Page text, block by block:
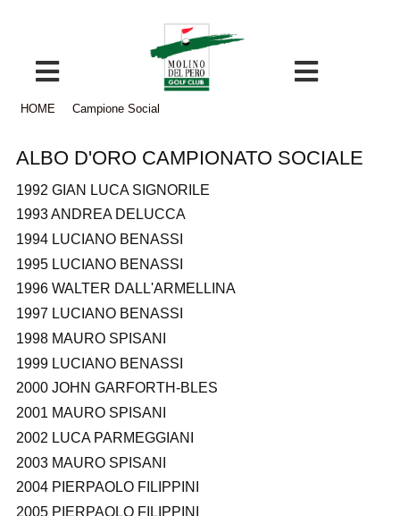
HOME Campione Social
ALBO D'ORO CAMPIONATO SOCIALE
1992 GIAN LUCA SIGNORILE
1993 ANDREA DELUCCA
1994 LUCIANO BENASSI
1995 LUCIANO BENASSI
1996 WALTER DALL'ARMELLINA
1997 LUCIANO BENASSI
1998 MAURO SPISANI
1999 LUCIANO BENASSI
2000 JOHN GARFORTH-BLES
2001 MAURO SPISANI
2002 LUCA PARMEGGIANI
2003 MAURO SPISANI
2004 PIERPAOLO FILIPPINI
2005 PIERPAOLO FILIPPINI